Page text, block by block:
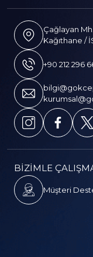
Çağlayan
Kağıthane /
+90 212 296
Müşteri
BİZİMLE